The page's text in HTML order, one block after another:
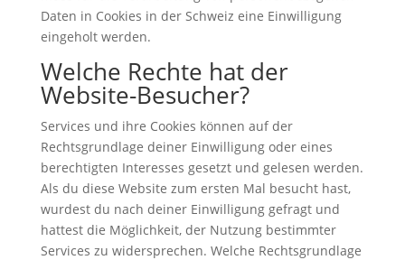
Daten in Cookies in der Schweiz eine Einwilligung
eingeholt werden.
Welche Rechte hat der
Website-Besucher?
Services und ihre Cookies können auf der
Rechtsgrundlage deiner Einwilligung oder eines
berechtigten Interesses gesetzt und gelesen werden.
Als du diese Website zum ersten Mal besucht hast,
wurdest du nach deiner Einwilligung gefragt und
hattest die Möglichkeit, der Nutzung bestimmter
Services zu widersprechen. Welche Rechtsgrundlage